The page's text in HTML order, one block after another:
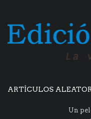
ARTÍCULOS
Un